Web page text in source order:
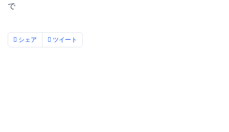
で
シェア ツイート